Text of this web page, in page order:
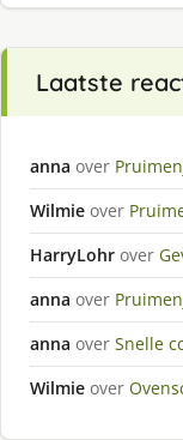
Laatste
anna over
Wilmie over
HarryLohr over
anna over
anna over Snelle
Wilmie over